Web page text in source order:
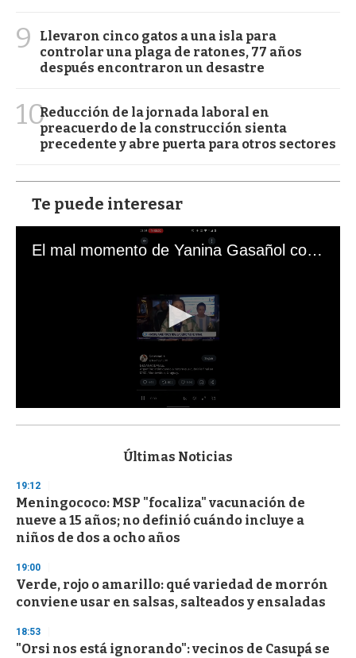
9
Llevaron cinco gatos a una isla para
controlar una plaga de ratones, 77 años
después encontraron un desastre
10Reducción de la jornada laboral en
preacuerdo de la construcción sienta
precedente y abre puerta para otros sectores
Te puede interesar
El mal momento de Yanina Gasañol con un hincha argentino en "Subrayado"
s
d
s
o
f
3
s
e
c
o
d
s
Últimas Noticias
19:12
Meningococo: MSP "focaliza" vacunación de
nueve a 15 años; no definió cuándo incluye a
niños de dos a ocho años
19:00
Verde, rojo o amarillo: qué variedad de morrón
conviene usar en salsas, salteados y ensaladas
18:53
"Orsi nos está ignorando": vecinos de Casupá se